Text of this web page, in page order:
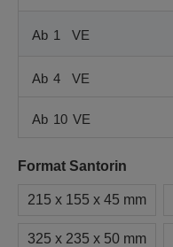
Ab 1 VE
Ab 4 VE
Ab 10 VE
Format Santorin
215 x 155 x 45 mm
325 x 235 x 50 mm